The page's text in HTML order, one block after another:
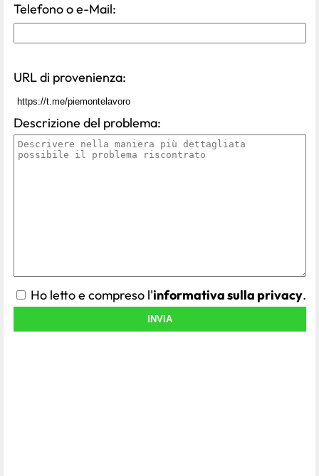
Telefono o e-Mail:
URL di provenienza:
Descrizione del problema:
Ho letto e compreso l'informativa sulla privacy.
INVIA